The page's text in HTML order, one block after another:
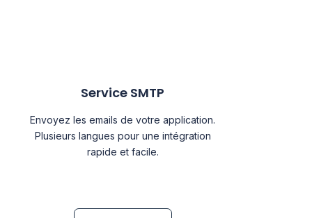
Service SMTP
Envoyez les emails de votre application.
Plusieurs langues pour une intégration
rapide et facile.